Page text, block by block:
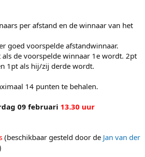
per afstand en de winnaar van het
goed voorspelde afstandwinnaar.
als de voorspelde winnaar 1e wordt. 2pt
1pt als hij/zij derde wordt.
14 punten te behalen.
09 februari 13.30 uur
(beschikbaar gesteld door de Jan van der